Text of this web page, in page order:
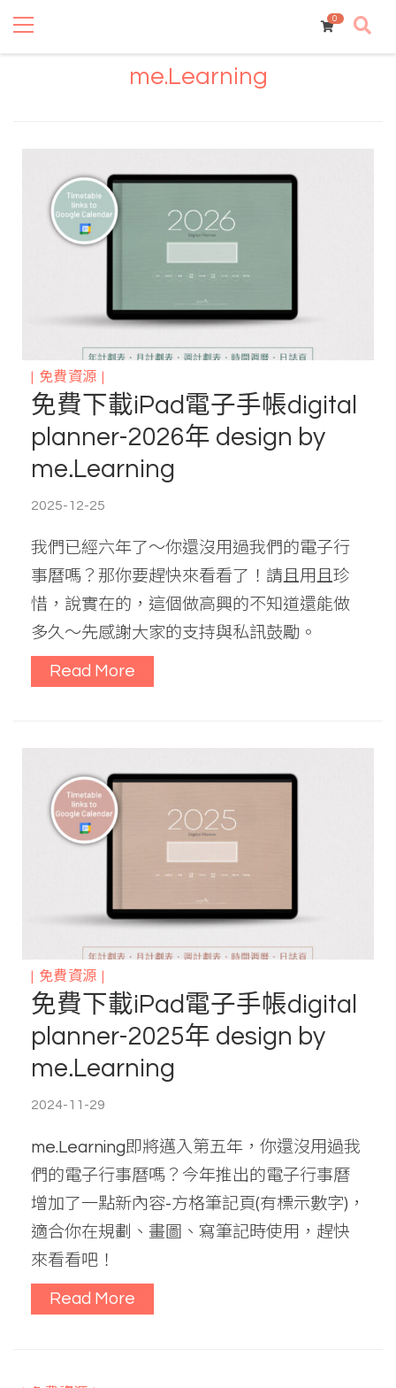
to
navigation
to
content
0
me.Learning
免費資源
免費下載iPad電子手帳digital
planner-2026年 design by
me.Learning
2025-12-25
我們已經六年了～你還沒用過我們的電子行
事曆嗎？那你要趕快來看看了！請且用且珍
惜，說實在的，這個做高興的不知道還能做
多久～先感謝大家的支持與私訊鼓勵。
Read More
免費資源
免費下載iPad電子手帳digital
planner-2025年 design by
me.Learning
2024-11-29
me.Learning即將邁入第五年，你還沒用過我
們的電子行事曆嗎？今年推出的電子行事曆
增加了一點新內容-方格筆記頁(有標示數字)，
適合你在規劃、畫圖、寫筆記時使用，趕快
來看看吧！
Read More